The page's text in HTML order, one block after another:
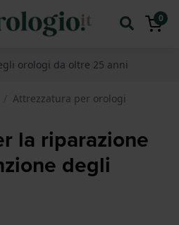
0
orologi da oltre 25 anni
Attrezzatura per orologi
la riparazione
degli